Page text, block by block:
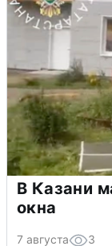
В Казани
окна
7 августа 3